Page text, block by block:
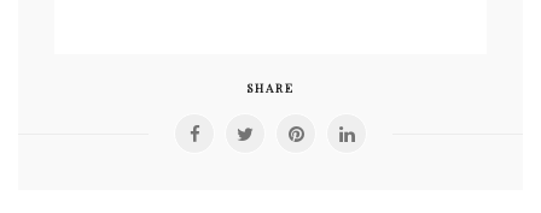
SHARE